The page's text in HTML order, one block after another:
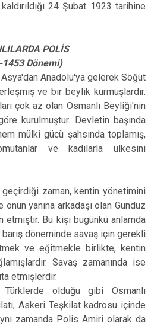
24 Şubat 1923 tarihine
POLİS
Dönemi)
Anadolu'ya gelerek Söğüt
ve bir beylik kurmuşlardır.
çok az olan Osmanlı Beyliği'nin
kurulmuştur. Devletin başında
mülki gücü şahsında toplamış,
ve kadılarla ülkesini
geçirdiği zaman, kentin yönetimini
yanına arkadaşı olan Gündüz
etmiştir. Bu kişi bugünkü anlamda
döneminde savaş için gerekli
ve eğitmekle birlikte, kentin
Savaş zamanında ise
etmişlerdir.
Türklerde olduğu gibi Osmanlı
Askeri Teşkilat kadrosu içinde
zamanda Polis Amiri olarak da